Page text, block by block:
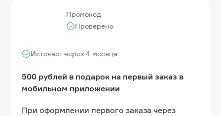
Промокод
500 рублей в подарок на первый заказ в
мобильном приложении
Истекает через 4 месяца
Проверено
При оформлении первого заказа через